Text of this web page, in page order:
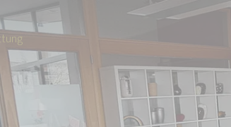
Umzug in die Region Main-Tauber: Neuer Standort bezogen